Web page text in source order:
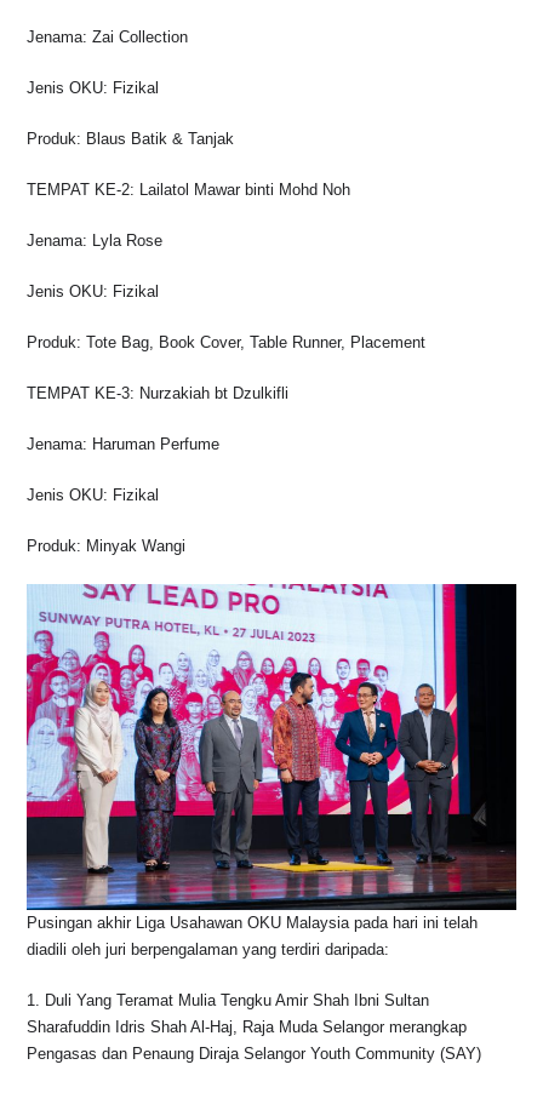
Jenama: Zai Collection
Jenis OKU: Fizikal
Produk: Blaus Batik & Tanjak
TEMPAT KE-2: Lailatol Mawar binti Mohd Noh
Jenama: Lyla Rose
Jenis OKU: Fizikal
Produk: Tote Bag, Book Cover, Table Runner, Placement
TEMPAT KE-3: Nurzakiah bt Dzulkifli
Jenama: Haruman Perfume
Jenis OKU: Fizikal
Produk: Minyak Wangi
Pusingan akhir Liga Usahawan OKU Malaysia pada hari ini telah
diadili oleh juri berpengalaman yang terdiri daripada:
1. Duli Yang Teramat Mulia Tengku Amir Shah Ibni Sultan
Sharafuddin Idris Shah Al-Haj, Raja Muda Selangor merangkap
Pengasas dan Penaung Diraja Selangor Youth Community (SAY)